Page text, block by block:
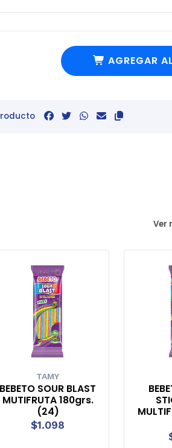
AGREGAR
Ver
BEBETO WACKY
STICKS FIZZI
MULTIFRUTA 180grs.